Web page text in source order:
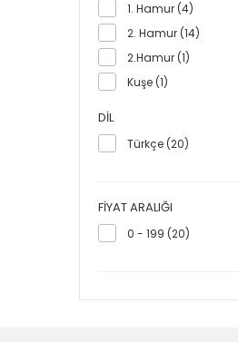
1. Hamur (4)
2. Hamur (14)
2.Hamur (1)
Kuşe (1)
DIL
Türkçe (20)
FIYAT ARALIĞI
0 - 199 (20)